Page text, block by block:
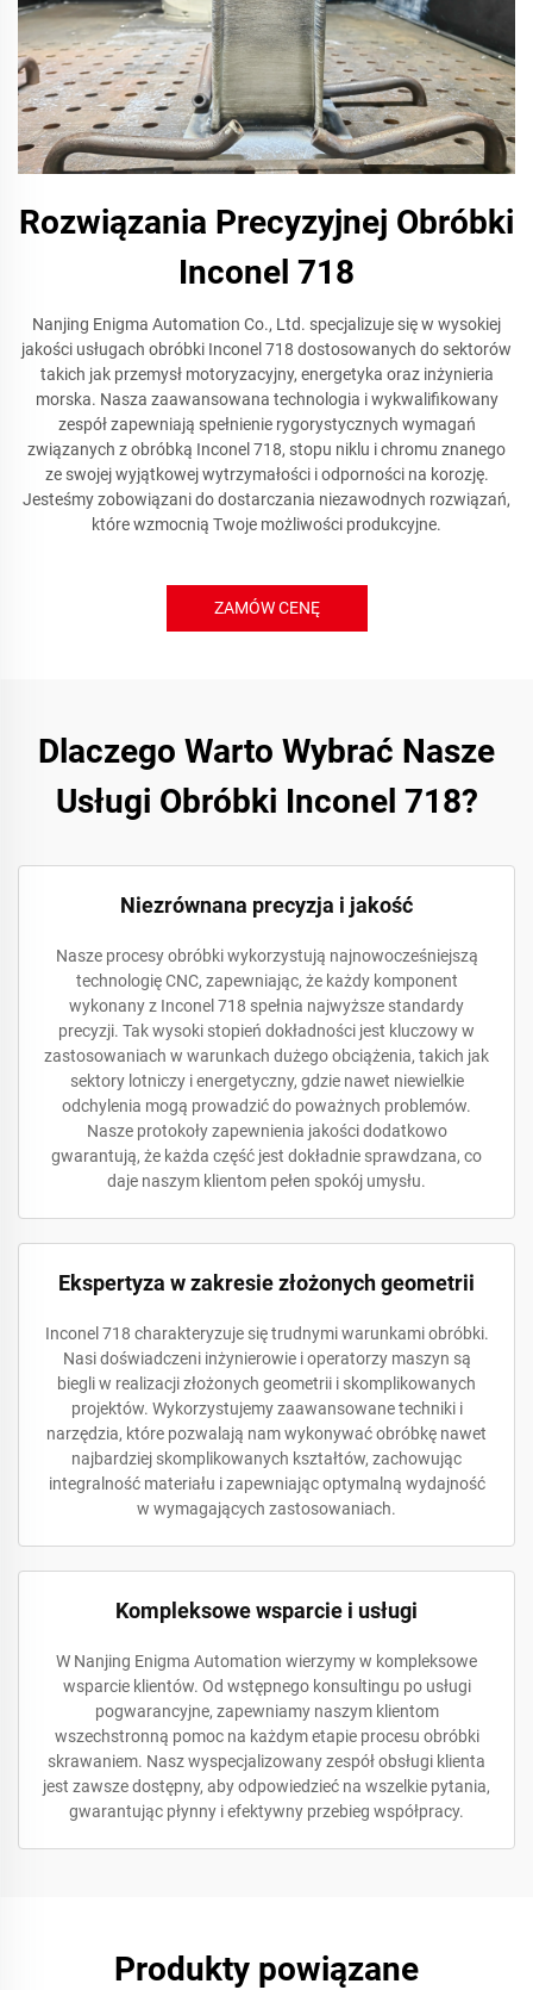
Rozwiązania Precyzyjnej Obróbki
Inconel 718
Nanjing Enigma Automation Co., Ltd. specjalizuje się w wysokiej
jakości usługach obróbki Inconel 718 dostosowanych do sektorów
takich jak przemysł motoryzacyjny, energetyka oraz inżynieria
morska. Nasza zaawansowana technologia i wykwalifikowany
zespół zapewniają spełnienie rygorystycznych wymagań
związanych z obróbką Inconel 718, stopu niklu i chromu znanego
ze swojej wyjątkowej wytrzymałości i odporności na korozję.
Jesteśmy zobowiązani do dostarczania niezawodnych rozwiązań,
które wzmocnią Twoje możliwości produkcyjne.
ZAMÓW CENĘ
Dlaczego Warto Wybrać Nasze
Usługi Obróbki Inconel 718?
Niezrównana precyzja i jakość
Nasze procesy obróbki wykorzystują najnowocześniejszą
technologię CNC, zapewniając, że każdy komponent
wykonany z Inconel 718 spełnia najwyższe standardy
precyzji. Tak wysoki stopień dokładności jest kluczowy w
zastosowaniach w warunkach dużego obciążenia, takich jak
sektory lotniczy i energetyczny, gdzie nawet niewielkie
odchylenia mogą prowadzić do poważnych problemów.
Nasze protokoły zapewnienia jakości dodatkowo
gwarantują, że każda część jest dokładnie sprawdzana, co
daje naszym klientom pełen spokój umysłu.
Ekspertyza w zakresie złożonych geometrii
Inconel 718 charakteryzuje się trudnymi warunkami obróbki.
Nasi doświadczeni inżynierowie i operatorzy maszyn są
biegli w realizacji złożonych geometrii i skomplikowanych
projektów. Wykorzystujemy zaawansowane techniki i
narzędzia, które pozwalają nam wykonywać obróbkę nawet
najbardziej skomplikowanych kształtów, zachowując
integralność materiału i zapewniając optymalną wydajność
w wymagających zastosowaniach.
Kompleksowe wsparcie i usługi
W Nanjing Enigma Automation wierzymy w kompleksowe
wsparcie klientów. Od wstępnego konsultingu po usługi
pogwarancyjne, zapewniamy naszym klientom
wszechstronną pomoc na każdym etapie procesu obróbki
skrawaniem. Nasz wyspecjalizowany zespół obsługi klienta
jest zawsze dostępny, aby odpowiedzieć na wszelkie pytania,
gwarantując płynny i efektywny przebieg współpracy.
Produkty powiązane